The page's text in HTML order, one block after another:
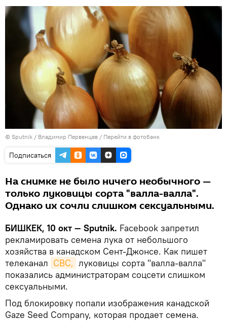
© Sputnik / Владимир Первенцев / Перейти в фотобанк
Подписаться
На снимке не было ничего необычного —
только луковицы сорта "валла-валла".
Однако их сочли слишком сексуальными.
БИШКЕК, 10 окт — Sputnik. Facebook запретил
рекламировать семена лука от небольшого
хозяйства в канадском Сент-Джонсе. Как пишет
телеканал CBC, луковицы сорта "валла-валла"
показались администраторам соцсети слишком
сексуальными.
Под блокировку попали изображения канадской
Gaze Seed Company, которая продает семена.